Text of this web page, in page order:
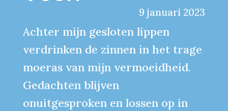
9 januari 2023
Achter mijn gesloten lippen
verdrinken de zinnen in het trage
moeras van mijn vermoeidheid.
Gedachten blijven
onuitgesproken en lossen op in